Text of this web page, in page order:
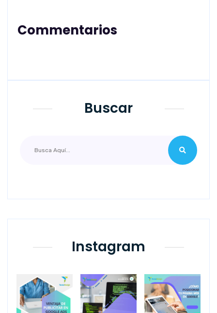
Commentarios
Buscar
Instagram